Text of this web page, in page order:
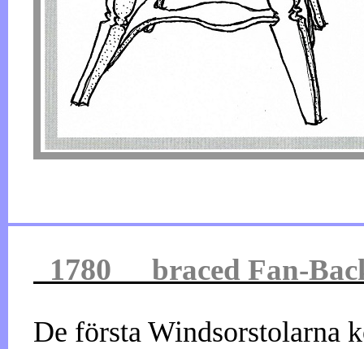
1780 braced Fan-
De första Windsorstolarna